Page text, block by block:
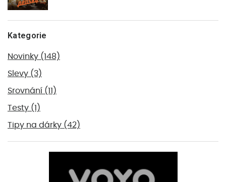
Kategorie
Novinky (148)
Slevy (3)
Srovnání (11)
Testy (1)
Tipy na dárky (42)